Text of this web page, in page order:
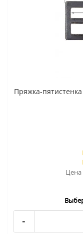
Пряжка-
Цена
-